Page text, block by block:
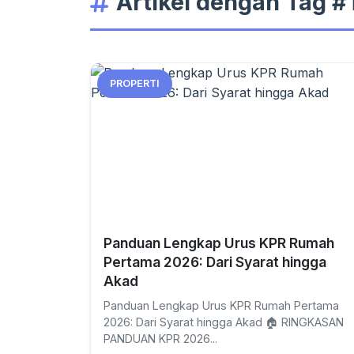
PROPERTI
Panduan Lengkap Urus KPR Rumah
Pertama 2026: Dari Syarat hingga
Akad
Panduan Lengkap Urus KPR Rumah Pertama
2026: Dari Syarat hingga Akad 🏠 RINGKASAN
PANDUAN KPR 2026...